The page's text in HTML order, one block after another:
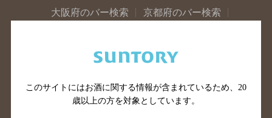
大阪府のバー検索
京都府のバー検索
滋賀県のバー検索
和歌山県のバー検索
山口県のバー検索
鳥取県のバー検索
島根県のバー検索
徳島県のバー検索
このサイトにはお酒に関する情報が含まれているため、 20
歳以上の方を対象としています。